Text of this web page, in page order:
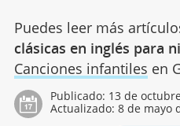
Puedes leer más
clásicas en inglés para
Canciones infantiles en
Publicado: 13 de
Actualizado: 8 de mayo